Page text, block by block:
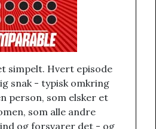
simpelt. Hvert episode
snak - typisk omkring
person, som elsker et
som alle andre
og forsvarer det - og